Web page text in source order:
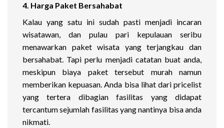
4. Harga Paket Bersahabat
Kalau yang satu ini sudah pasti menjadi incaran
wisatawan, dan pulau pari kepulauan seribu
menawarkan paket wisata yang terjangkau dan
bersahabat. Tapi perlu menjadi catatan buat anda,
meskipun biaya paket tersebut murah namun
memberikan kepuasan. Anda bisa lihat dari pricelist
yang tertera dibagian fasilitas yang didapat
tercantum sejumlah fasilitas yang nantinya bisa anda
nikmati.